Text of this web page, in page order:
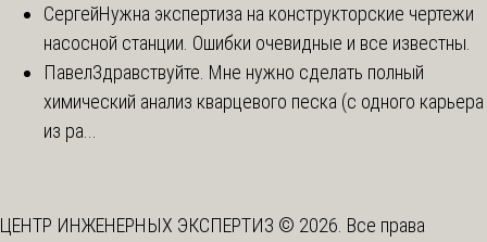
СергейНужна экспертиза на конструкторские чертежи
насосной станции. Ошибки очевидные и все известны.
ПавелЗдравствуйте. Мне нужно сделать полный
химический анализ кварцевого песка (с одного карьера
из ра...
ЦЕНТР ИНЖЕНЕРНЫХ ЭКСПЕРТИЗ © 2026. Все права